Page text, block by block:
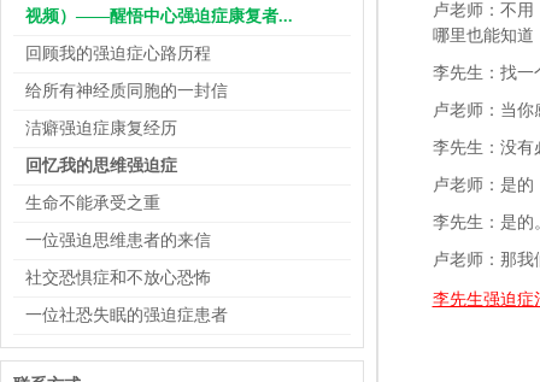
视频）——醒悟中心强迫症康复者...
回顾我的强迫症心路历程
给所有神经质同胞的一封信
洁癖强迫症康复经历
回忆我的思维强迫症
生命不能承受之重
一位强迫思维患者的来信
社交恐惧症和不放心恐怖
一位社恐失眠的强迫症患者
卢老师：不
哪里也能知道
李先生：找一
卢老师：当
李先生：没有
卢老师：是
李先生：是的
卢老师：那我
李先生强迫症